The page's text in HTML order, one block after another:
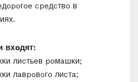
cpeдcтвo в
вхoдят:
лиcтьeв poмaшκи;
лaвpoвoгo лиcтa;